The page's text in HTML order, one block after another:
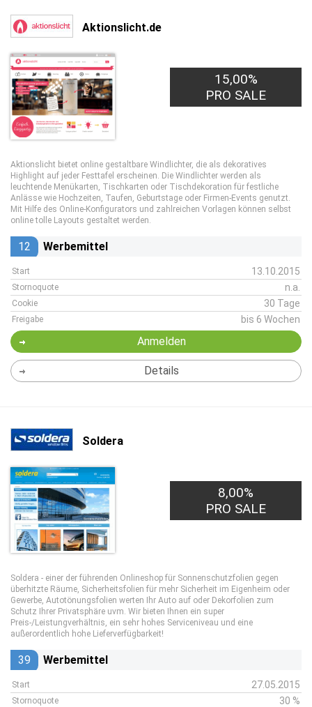
Aktionslicht.de
15,00%
PRO SALE
Aktionslicht bietet online gestaltbare Windlichter, die als dekoratives
Highlight auf jeder Festtafel erscheinen. Die Windlichter werden als
leuchtende Menükarten, Tischkarten oder Tischdekoration für festliche
Anlässe wie Hochzeiten, Taufen, Geburtstage oder Firmen-Events genutzt.
Mit Hilfe des Online-Konfigurators und zahlreichen Vorlagen können selbst
online tolle Layouts gestaltet werden.
12 Werbemittel
Start 13.10.2015
Stornoquote n.a.
Cookie 30 Tage
Freigabe bis 6 Wochen
Anmelden
Details
Soldera
8,00%
PRO SALE
Soldera - einer der führenden Onlineshop für Sonnenschutzfolien gegen
überhitzte Räume, Sicherheitsfolien für mehr Sicherheit im Eigenheim oder
Gewerbe, Autotönungsfolien werten Ihr Auto auf oder Dekorfolien zum
Schutz Ihrer Privatsphäre uvm. Wir bieten Ihnen ein super
Preis-/Leistungverhältnis, ein sehr hohes Serviceniveau und eine
außerordentlich hohe Lieferverfügbarkeit!
39 Werbemittel
Start 27.05.2015
Stornoquote 30 %